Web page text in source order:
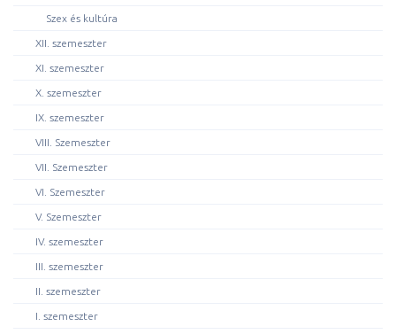
Szex és kultúra
XII. szemeszter
XI. szemeszter
X. szemeszter
IX. szemeszter
VIII. Szemeszter
VII. Szemeszter
VI. Szemeszter
V. Szemeszter
IV. szemeszter
III. szemeszter
II. szemeszter
I. szemeszter